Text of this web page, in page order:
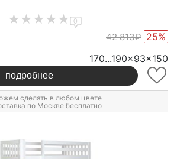
0
42 813₽ 25%
170...190x93x150
подробнее
сделать в любом цвете
по Москве бесплатно